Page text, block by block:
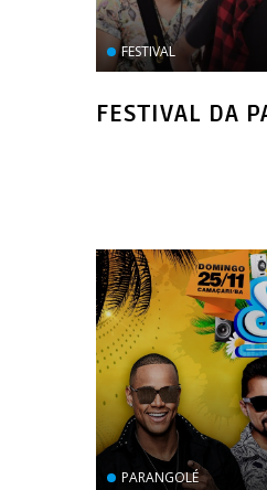
FESTIVAL
FESTIVAL DA
PARANGOLÉ